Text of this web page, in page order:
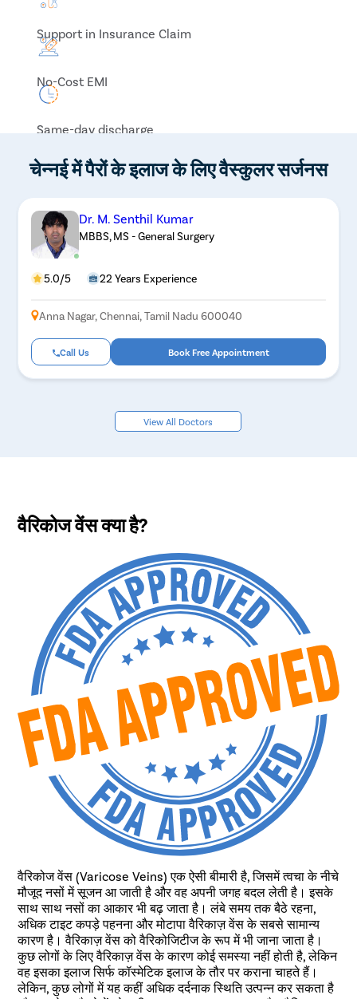
Support in Insurance Claim
No-Cost EMI
Same-day discharge
चेन्नई में पैरों के इलाज के लिए वैस्कुलर सर्जनस
Dr. M. Senthil Kumar
MBBS, MS - General Surgery
5.0/5 22 Years Experience
Anna Nagar, Chennai, Tamil Nadu 600040
Call Us Book Free Appointment
View All Doctors
वैरिकोज वेंस क्या है?
वैरिकोज वेंस (Varicose Veins) एक ऐसी बीमारी है, जिसमें त्वचा के नीचे
मौजूद नसों में सूजन आ जाती है और वह अपनी जगह बदल लेती है। इसके
साथ साथ नसों का आकार भी बढ़ जाता है। लंबे समय तक बैठे रहना,
अधिक टाइट कपड़े पहनना और मोटापा वैरिकाज़ वेंस के सबसे सामान्य
कारण है। वैरिकाज़ वेंस को वैरिकोजिटीज के रूप में भी जाना जाता है।
कुछ लोगों के लिए वैरिकाज़ वेंस के कारण कोई समस्या नहीं होती है, लेकिन
वह इसका इलाज सिर्फ कॉस्मेटिक इलाज के तौर पर कराना चाहते हैं।
लेकिन, कुछ लोगों में यह कहीं अधिक दर्दनाक स्थिति उत्पन्न कर सकता है